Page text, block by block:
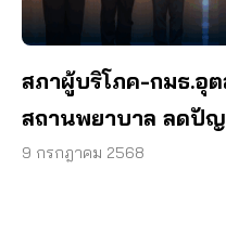
สภาผู้บริโภค-กมธ.อุ
สถานพยาบาล ลดปั
9 กรกฎาคม 2568